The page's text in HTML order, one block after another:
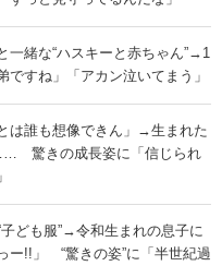
一緒な“ハスキーと赤ちゃん”→1
ですね」「アカン泣いてまう」
は誰も想像できん」→生まれた
驚きの成長姿に「信じられ
ども服”→令和生まれの息子に
!!」 “驚きの姿”に「半世紀過